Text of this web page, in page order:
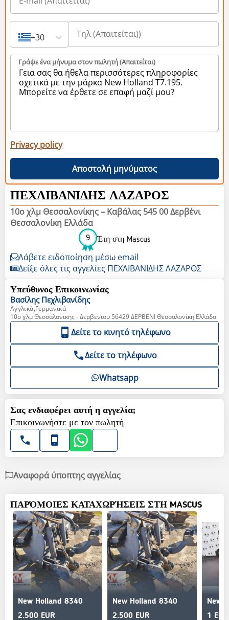
+30
Γράψε ένα μήνυμα στον πωλητή (Aπαιτείται)
Privacy policy
Αποστολή μηνύματος
ΠΕΧΛΙΒΑΝΙΔΗΣ ΛΑΖΑΡΟΣ
10ο χλμ Θεσσαλονίκης – Καβάλας 545 00 Δερβένι
Θεσσαλονίκη Ελλάδα
9 Έτη στη Mascus
Λάβετε ειδοποίηση μέσω email
Δείξε όλες τις αγγελίες ΠΕΧΛΙΒΑΝΙΔΗΣ ΛΑΖΑΡΟΣ
Υπεύθυνος Επικοινωνίας
Βασίλης Πεχλιβανίδης
Αγγλικά,Γερμανικά
10o χλμ Θεσσαλονικης - Δερβενιου 56429 ΔΕΡΒΕΝΙ Θεσσαλονίκη Ελλάδα
Δείτε το κινητό τηλέφωνο
Δείτε το τηλέφωνο
Whatsapp
Σας ενδιαφέρει αυτή η αγγελία;
Επικοινωνήστε με τον πωλητή
Αναφορά ύποπτης αγγελίας
ΠΑΡΌΜΟΙΕΣ ΚΑΤΑΧΩΡΉΣΕΙΣ ΣΤΗ MASCUS
New Holland 8340
2.500 EUR
New Holland 8340
2.500 EUR
New
1 EUR